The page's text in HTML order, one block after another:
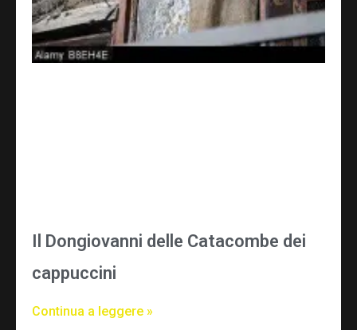
Il Dongiovanni delle Catacombe dei
cappuccini
Continua a leggere »